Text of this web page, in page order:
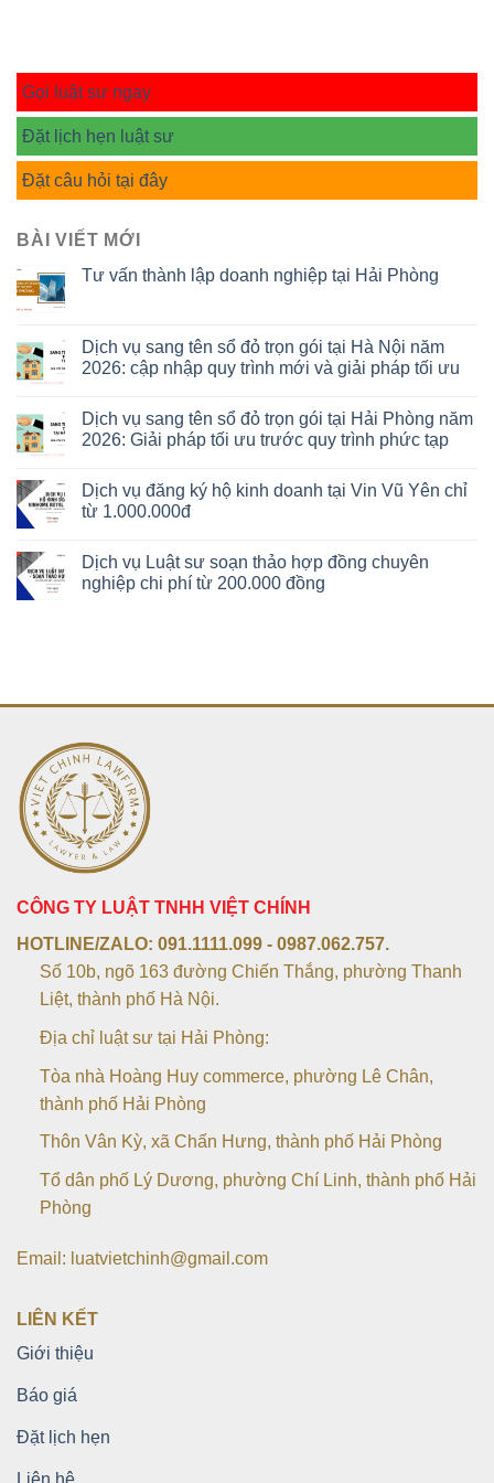
Gọi luật sư ngay
Đặt lịch hẹn luật sư
Đặt câu hỏi tại đây
BÀI VIẾT MỚI
Tư vấn thành lập doanh nghiệp tại Hải Phòng
Dịch vụ sang tên sổ đỏ trọn gói tại Hà Nội năm
2026: cập nhập quy trình mới và giải pháp tối ưu
Dịch vụ sang tên sổ đỏ trọn gói tại Hải Phòng năm
2026: Giải pháp tối ưu trước quy trình phức tạp
Dịch vụ đăng ký hộ kinh doanh tại Vin Vũ Yên chỉ
từ 1.000.000đ
Dịch vụ Luật sư soạn thảo hợp đồng chuyên
nghiệp chi phí từ 200.000 đồng
CÔNG TY LUẬT TNHH VIỆT CHÍNH
HOTLINE/ZALO: 091.1111.099 - 0987.062.757.
Số 10b, ngõ 163 đường Chiến Thắng, phường Thanh
Liệt, thành phố Hà Nội.
Địa chỉ luật sư tại Hải Phòng:
Tòa nhà Hoàng Huy commerce, phường Lê Chân,
thành phố Hải Phòng
Thôn Vân Kỳ, xã Chấn Hưng, thành phố Hải Phòng
Tổ dân phố Lý Dương, phường Chí Linh, thành phố Hải
Phòng
Email: luatvietchinh@gmail.com
LIÊN KẾT
Giới thiệu
Báo giá
Đặt lịch hẹn
Liên hệ